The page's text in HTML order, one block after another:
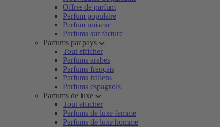
Offres de parfum
Parfum populaire
Parfum unisexe
Parfums sur facture
Parfums par pays
Tout afficher
Parfums arabes
Parfums français
Parfums italiens
Parfums espagnols
Parfums de luxe
Tout afficher
Parfums de luxe femme
Parfums de luxe homme